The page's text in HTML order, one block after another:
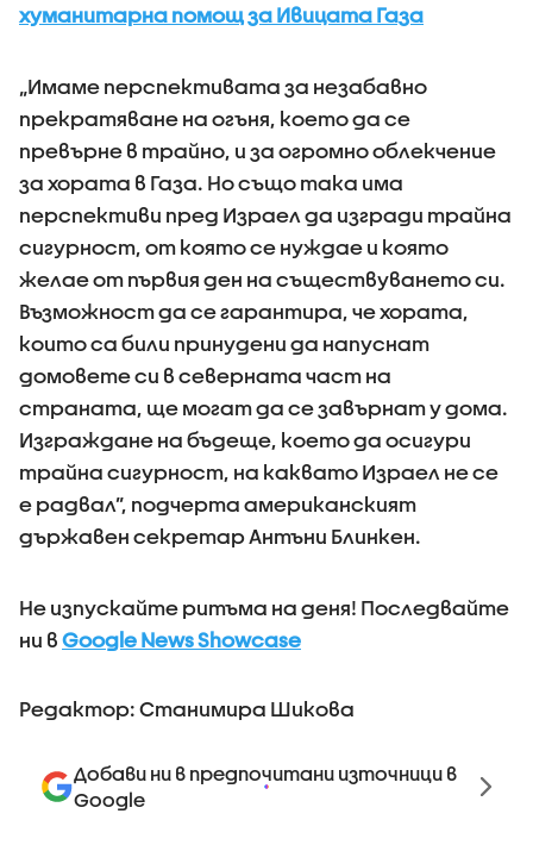
хуманитарна помощ за Ивицата Газа
„Имаме перспективата за незабавно
прекратяване на огъня, което да се
превърне в трайно, и за огромно облекчение
за хората в Газа. Но също така има
перспективи пред Израел да изгради трайна
сигурност, от която се нуждае и която
желае от първия ден на съществуването си.
Възможност да се гарантира, че хората,
които са били принудени да напуснат
домовете си в северната част на
страната, ще могат да се завърнат у дома.
Изграждане на бъдеще, което да осигури
трайна сигурност, на каквато Израел не се
е радвал”, подчерта американският
държавен секретар Антъни Блинкен.
Не изпускайте ритъма на деня! Последвайте
ни в Google News Showcase
Редактор: Станимира Шикова
Добави ни в предпочитани източници в
Google